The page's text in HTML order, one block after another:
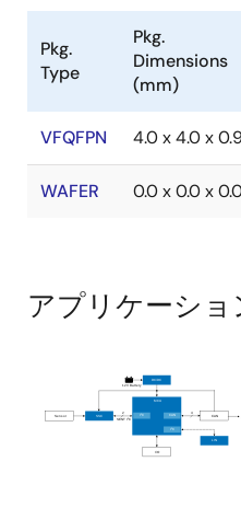
Pkg.
Type
Pkg.
Dimensions
(mm)
VFQFPN 4.0 x 4.0 x
WAFER 0.0 x 0.0 x
アプリケーシ